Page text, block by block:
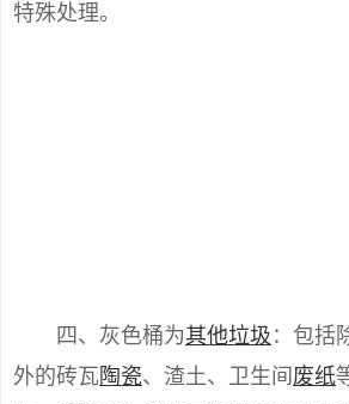
特殊处理。
四、灰色桶为其他垃圾 ：包括
外的砖瓦陶瓷、渣土、卫生间 废纸